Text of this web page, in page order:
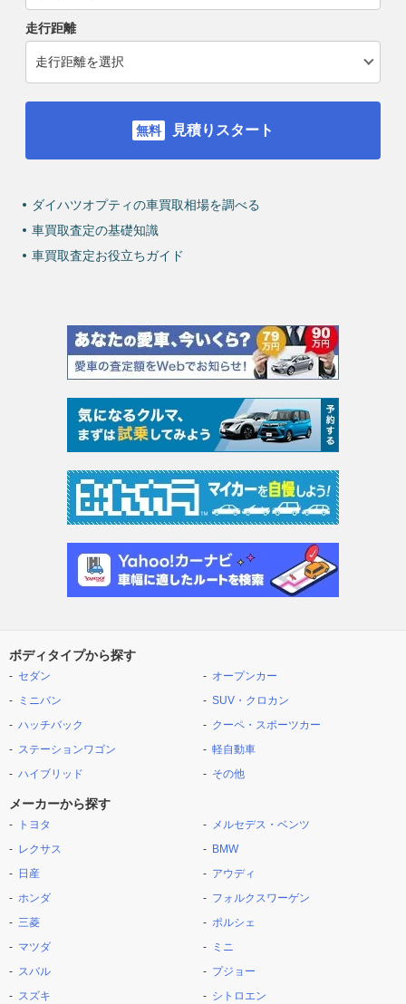
走行距離
見積りスタート
ダイハツオプティの車買取相場を調べる
車買取査定の基礎知識
車買取査定お役立ちガイド
ボディタイプから探す
セダン
ミニバン
ハッチバック
ステーションワゴン
ハイブリッド
オープンカー
SUV・クロカン
クーペ・スポーツカー
軽自動車
その他
メーカーから探す
トヨタ
レクサス
日産
ホンダ
三菱
マツダ
スバル
スズキ
メルセデス・ベンツ
BMW
アウディ
フォルクスワーゲン
ポルシェ
ミニ
プジョー
シトロエン